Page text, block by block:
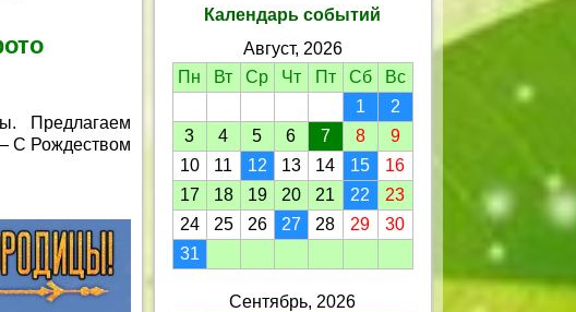
Предлагаем
С Рождеством
Календарь событий
Август, 2026
Пн
Вт Ср Чт Пт Сб
Вс
1
2
3
4 5 6 7 8
9
10
11 12 13 14 15
16
17
18 19 20 21 22
23
24
25 26 27 28 29
30
31
Сентябрь, 2026